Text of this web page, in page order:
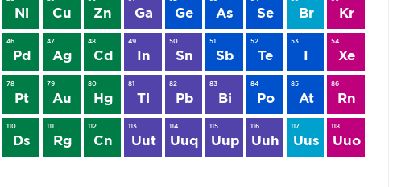
Ni Cu Zn Ga Ge As Se Br Kr
46
Pd
47
Ag
48
Cd
49
In
50
Sn
51
Sb
52
Te
53
I
54
Xe
78
Pt
79
Au
80
Hg
81
Tl
82
Pb
83
Bi
84
Po
85
At
86
Rn
110
Ds
111
Rg
112
Cn
113
Uut
114
Uuq
115
Uup
116
Uuh
117
Uus
118
Uuo